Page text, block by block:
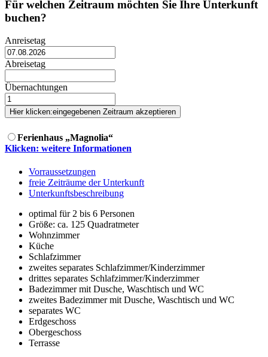
Für welchen Zeitraum möchten Sie Ihre Unterkunft
buchen?
Anreisetag
Abreisetag
Übernachtungen
Hier klicken:eingegebenen Zeitraum akzeptieren
Ferienhaus „Magnolia“
Klicken: weitere Informationen
Vorraussetzungen
freie Zeiträume der Unterkunft
Unterkunftsbeschreibung
optimal für 2 bis 6 Personen
Größe: ca. 125 Quadratmeter
Wohnzimmer
Küche
Schlafzimmer
zweites separates Schlafzimmer/Kinderzimmer
drittes separates Schlafzimmer/Kinderzimmer
Badezimmer mit Dusche, Waschtisch und WC
zweites Badezimmer mit Dusche, Waschtisch und WC
separates WC
Erdgeschoss
Obergeschoss
Terrasse